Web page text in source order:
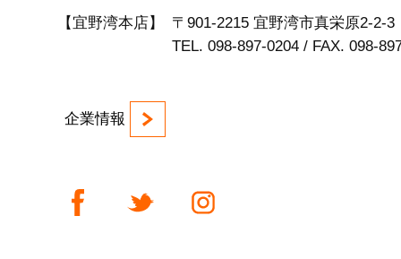
【宜野湾本店】
〒901-2215 宜野湾市真栄原2-2-3
TEL. 098-897-0204 / FAX. 098-
企業情報